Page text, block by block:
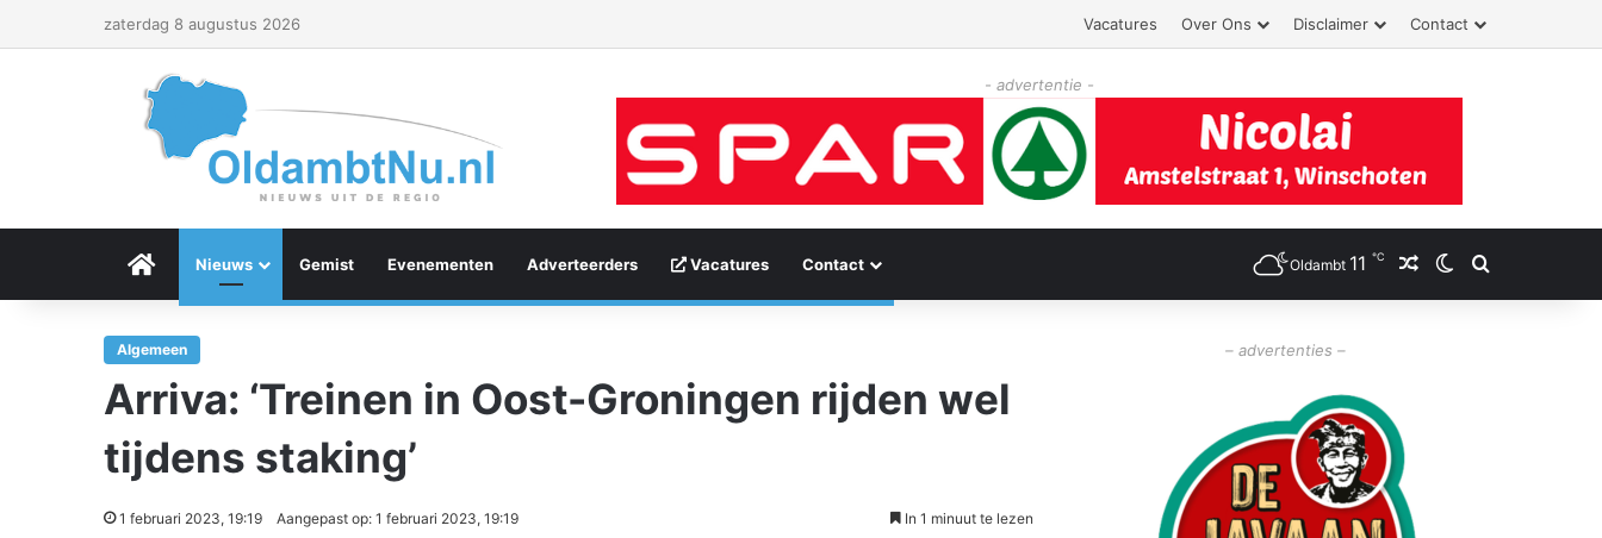
zaterdag 8 augustus 2026 Vacatures Over Ons Disclaimer Contact
- advertentie -
Menu Item
Nieuws Gemist Evenementen Adverteerders Vacatures Contact Oldambt 11 ℃ Willekeurig artikel
Switch skin
Zoeken
Algemeen
Arriva: ‘Treinen in Oost-Groningen rijden wel
tijdens staking’
1 februari 2023, 19:19 Aangepast op: 1 februari 2023, 19:19 In 1 minuut te lezen
– advertenties –